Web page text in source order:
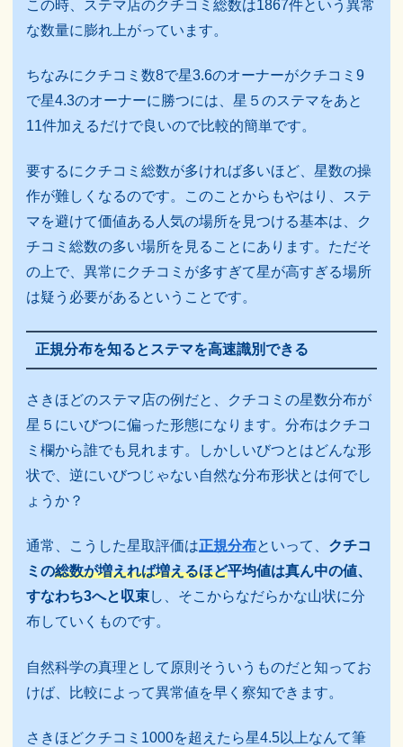
この時、ステマ店のクチコミ総数は1867件という異常
な数量に膨れ上がっています。
ちなみにクチコミ数8で星3.6のオーナーがクチコミ9
で星4.3のオーナーに勝つには、星５のステマをあと
11件加えるだけで良いので比較的簡単です。
要するにクチコミ総数が多ければ多いほど、星数の操
作が難しくなるのです。このことからもやはり、ステ
マを避けて価値ある人気の場所を見つける基本は、ク
チコミ総数の多い場所を見ることにあります。ただそ
の上で、異常にクチコミが多すぎて星が高すぎる場所
は疑う必要があるということです。
正規分布を知るとステマを高速識別できる
さきほどのステマ店の例だと、クチコミの星数分布が
星５にいびつに偏った形態になります。分布はクチコ
ミ欄から誰でも見れます。しかしいびつとはどんな形
状で、逆にいびつじゃない自然な分布形状とは何でし
ょうか？
通常、こうした星取評価は正規分布といって、 クチコ
ミの総数が増えれば増えるほど平均値は真ん中の値、
すなわち3へと収束し、そこからなだらかな山状に分
布していくものです。
自然科学の真理として原則そういうものだと知ってお
けば、比較によって異常値を早く察知できます。
さきほどクチコミ1000を超えたら星4.5以上なんて筆